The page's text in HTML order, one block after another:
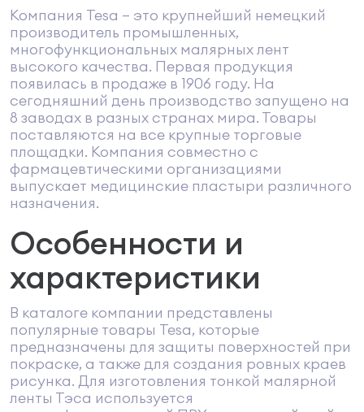
Компания Tesa – это крупнейший немецкий
производитель промышленных,
многофункциональных малярных лент
высокого качества. Первая продукция
появилась в продаже в 1906 году. На
сегодняшний день производство запущено на
8 заводах в разных странах мира. Товары
поставляются на все крупные торговые
площадки. Компания совместно с
фармацевтическими организациями
выпускает медицинские пластыри различного
назначения.
Особенности и
характеристики
В каталоге компании представлены
популярные товары Tesa, которые
предназначены для защиты поверхностей при
покраске, а также для создания ровных краев
рисунка. Для изготовления тонкой малярной
ленты Тэса используется